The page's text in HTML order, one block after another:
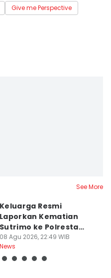
Give me Perspective
See More
Keluarga Resmi
Laporkan Kematian
Sutrimo ke Polresta
Banyumas
08 Agu 2026, 22:49 WIB
News